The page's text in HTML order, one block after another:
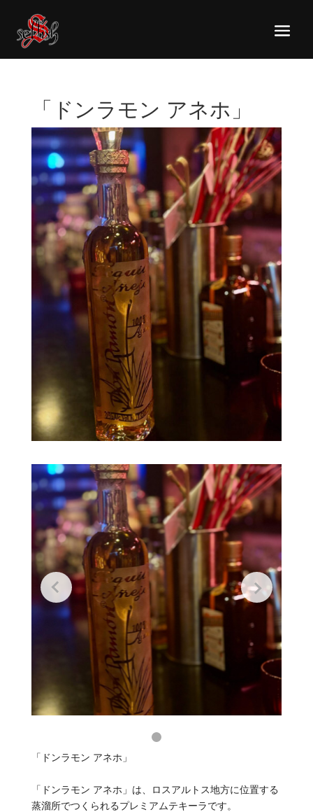
「ドンラモン アネホ」
「ドンラモン アネホ」
「ドンラモン アネホ」は、ロスアルトス地方に位置する
蒸溜所でつくられるプレミアムテキーラです。